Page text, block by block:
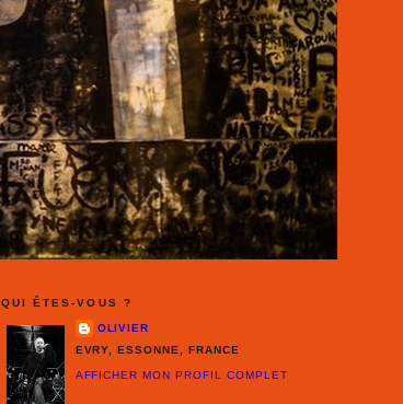
QUI ÊTES-VOUS ?
OLIVIER
EVRY, ESSONNE, FRANCE
AFFICHER MON PROFIL COMPLET